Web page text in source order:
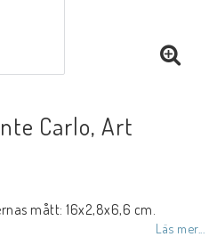
Carlo, Art
mått: 16x2,8x6,6 cm.
Läs mer...